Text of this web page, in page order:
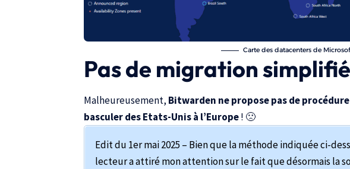
Carte des datacenters de
Pas de migration
Malheureusement, Bitwarden ne propose pas de
basculer des Etats-Unis à l’Europe! 🙁
Edit du 1er mai 2025 – Bien que la méthode indiquée ci-
lecteur a attiré mon attention sur le fait que désormais la